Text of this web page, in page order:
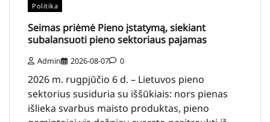
Politika
Seimas priėmė Pieno įstatymą, siekiant
subalansuoti pieno sektoriaus pajamas
Admin 2026-08-07 0
2026 m. rugpjūčio 6 d. – Lietuvos pieno
sektorius susiduria su iššūkiais: nors pienas
išlieka svarbus maisto produktas, pieno